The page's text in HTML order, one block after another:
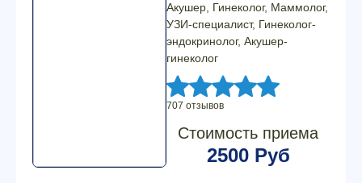
Акушер, Гинеколог, Маммолог,
УЗИ-специалист, Гинеколог-
эндокринолог, Акушер-
гинеколог
707 отзывов
Стоимость приема
2500 Руб